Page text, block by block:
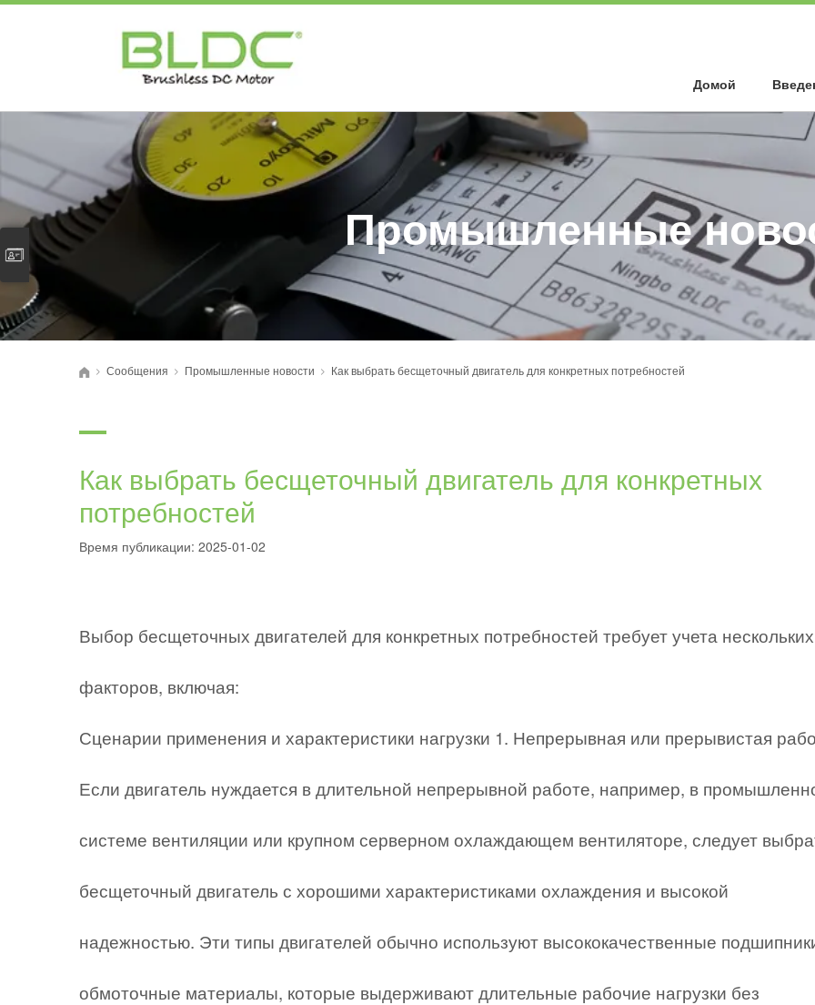
Домой
Промышленные
首页
> Сообщения > Промышленные новости > Как выбрать бесщеточный двигатель для конкретных потребностей
Как выбрать бесщеточный двигатель для конкретных
потребностей
Время публикации: 2025-01-02
Выбор бесщеточных двигателей для конкретных потребностей требует учета нескольких
факторов, включая:
Сценарии применения и характеристики нагрузки 1. Непрерывная или прерывистая
Если двигатель нуждается в длительной непрерывной работе, например, в
системе вентиляции или крупном серверном охлаждающем вентиляторе, следует
бесщеточный двигатель с хорошими характеристиками охлаждения и высокой
надежностью. Эти типы двигателей обычно используют высококачественные
обмоточные материалы, которые выдерживают длительные рабочие нагрузки без